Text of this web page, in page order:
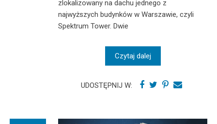
zlokalizowany na dachu jednego z
najwyższych budynków w Warszawie, czyli
Spektrum Tower. Dwie
Czytaj dalej
UDOSTĘPNIJ W: